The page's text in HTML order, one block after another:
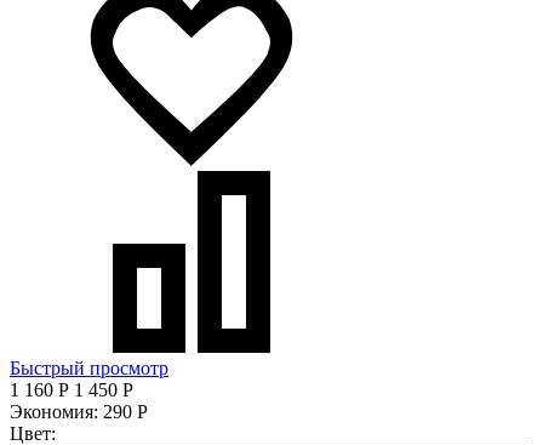
Быстрый просмотр
1 160 Р 1 450 Р
Экономия: 290 Р
Цвет: